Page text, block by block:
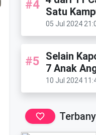
#4 Satu
05 Jul 2024
#5 Selain
7 Anak
10 Jul 2024